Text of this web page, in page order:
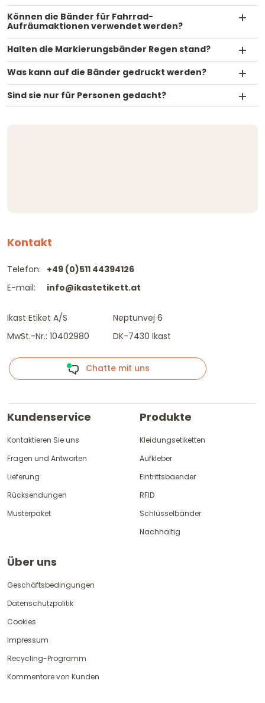
Können die Bänder für Fahrrad-
Aufräumaktionen verwendet werden?
Halten die Markierungsbänder Regen stand?
Was kann auf die Bänder gedruckt werden?
Sind sie nur für Personen gedacht?
Kontakt
Telefon:
E-mail:
+49 (0)511 44394126
info@ikastetikett.at
Ikast Etiket A/S
MwSt.-Nr.: 10402980
Neptunvej 6
DK-7430 Ikast
Chatte mit uns
Kundenservice
Kontaktieren Sie uns
Fragen und Antworten
Lieferung
Rücksendungen
Musterpaket
Produkte
Kleidungsetiketten
Aufkleber
Eintrittsbaender
RFID
Schlüsselbänder
Nachhaltig
Über uns
Geschäftsbedingungen
Datenschutzpolitik
Cookies
Impressum
Recycling-Programm
Kommentare von Kunden